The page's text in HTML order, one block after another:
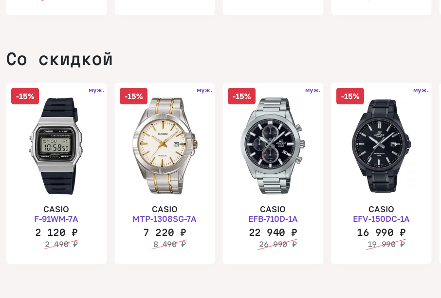
Со скидкой
-15%
муж.
CASIO
F-91WM-7A
2 120₽
2 490₽
-15%
муж.
CASIO
MTP-1308SG-7A
7 220 ₽
8 490₽
-15%
муж.
CASIO
EFB-710D-1A
22 940₽
26 990 ₽
-15%
муж.
CASIO
EFV-150DC-1A
16 990 ₽
19 990₽